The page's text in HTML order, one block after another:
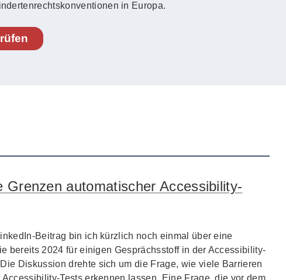
in Europa.
Grenzen automatischer Accessibility-
Beitrag bin ich kürzlich noch einmal über eine
bereits 2024 für einigen Gesprächsstoff in der Accessibility-
Diskussion drehte sich um die Frage, wie viele Barrieren